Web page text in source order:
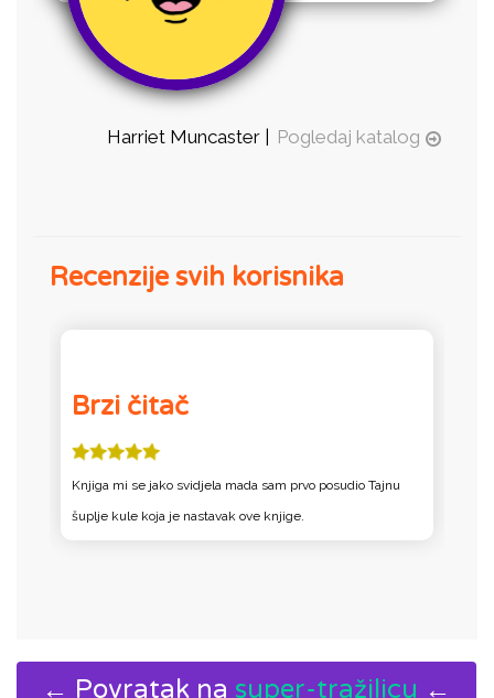
Harriet Muncaster | Pogledaj katalog
Recenzije svih korisnika
Brzi čitač
Knjiga mi se jako svidjela mada sam prvo posudio Tajnu
šuplje kule koja je nastavak ove knjige.
← Povratak na super-tražilicu ←